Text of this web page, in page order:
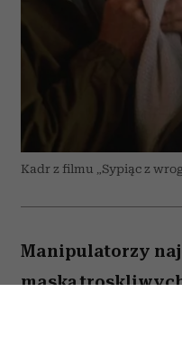
Kadr z filmu „Sypiąc z
Manipulatorzy
maską